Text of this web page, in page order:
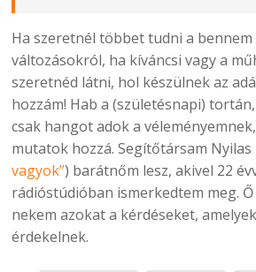
Ha szeretnél többet tudni a
változásokról, ha kíváncsi vagy a
szeretnéd látni, hol készülnek az
hozzám! Hab a (születésnapi)
csak hangot adok a
mutatok hozzá. Segítőtársam Nyilas
vagyok”) barátnőm lesz, akivel 22
rádióstúdióban ismerkedtem meg.
nekem azokat a kérdéseket,
érdekelnek.